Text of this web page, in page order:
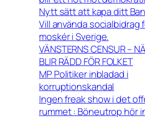
Nytt sätt att kapa ditt
Vill använda socialbidrag
moskér i Sverige.
VÄNSTERNS CENSUR –
BLIR RÄDD FÖR FOLKET
MP Politiker inbladad i
korruptionskandal
Ingen freak show i det
rummet : Böneutrop hör